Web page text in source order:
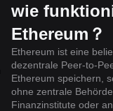
wie
Ethereum？
Ethereum ist eine
dezentrale Peer-to-
Ethereum speichern,
ohne zentrale
Finanzinstitute oder